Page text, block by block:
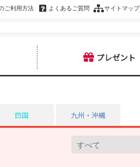
ご利用方法 よくあるご質問 サイトマップ
プレゼント
四国 九州・沖縄